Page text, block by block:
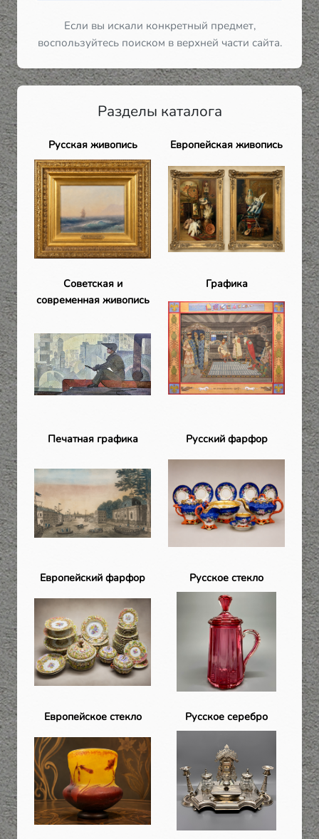
Если вы искали конкретный предмет,
воспользуйтесь поиском в верхней части сайта.
Разделы каталога
Русская живопись Европейская живопись
Советская и
современная живопись
Графика
Печатная графика Русский фарфор
Европейский фарфор Русское стекло
Европейское стекло Русское серебро